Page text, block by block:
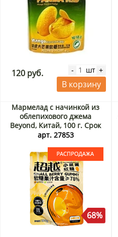
120 руб. - шт +
В корзину
Мармелад с начинкой из
облепихового джема
Beyond, Китай, 100 г. Срок
до 10.08.2026. Распродажа
арт. 27853
68%